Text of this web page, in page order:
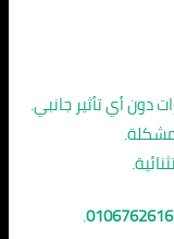
دون أي تأثير جانبي.
.